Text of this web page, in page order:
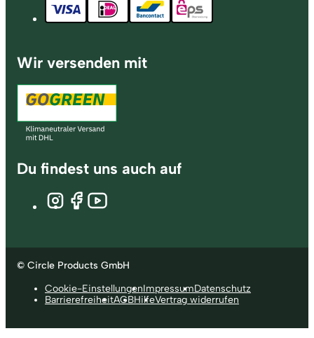
Wir versenden mit
Du findest uns auch auf
© Circle Products GmbH
Cookie-EinstellungenImpressumDatenschutz
BarrierefreiheitAGBHilfeVertrag widerrufen